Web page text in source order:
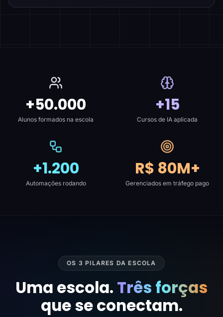
+50.000
Alunos formados na escola
+15
Cursos de IA aplicada
+1.200
Automações rodando
R$ 80M+
Gerenciados em tráfego pago
OS 3 PILARES DA ESCOLA
Uma escola. Três forças
que se conectam.